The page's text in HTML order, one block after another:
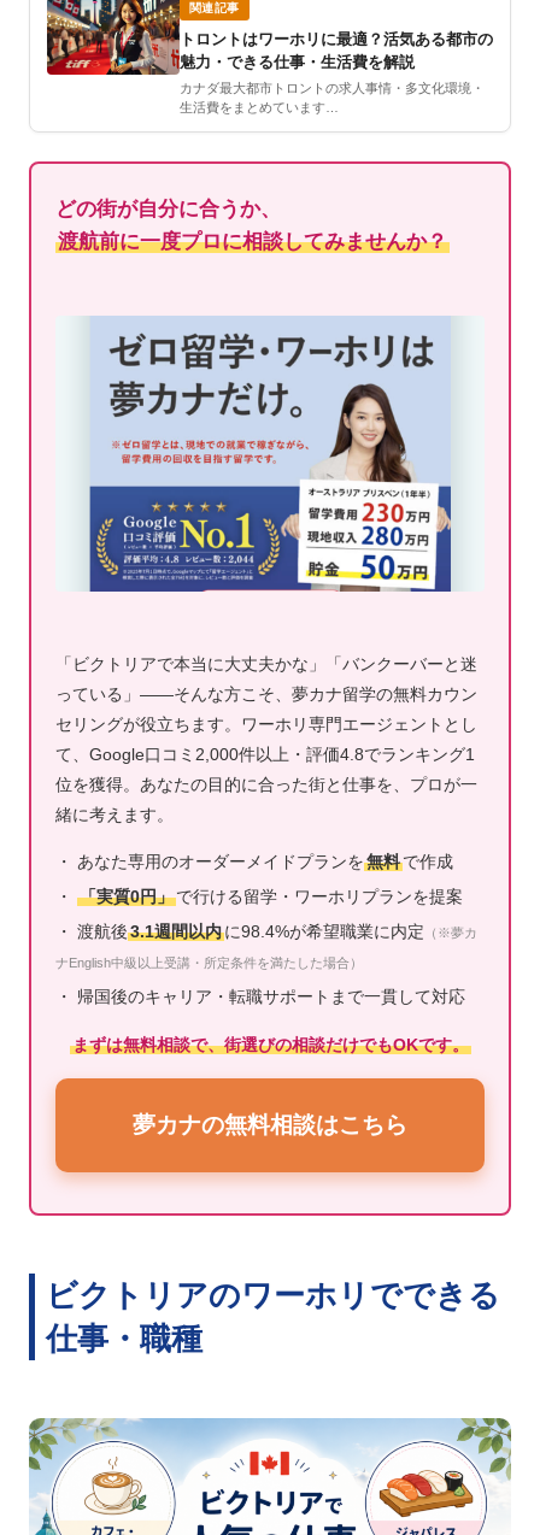
関連記事
トロントはワーホリに最適？活気ある都市の
魅力・できる仕事・生活費を解説
カナダ最大都市トロントの求人事情・多文化環境・
生活費をまとめています…
どの街が自分に合うか、
渡航前に一度プロに相談してみませんか？
「ビクトリアで本当に大丈夫かな」「バンクーバーと迷
っている」——そんな方こそ、夢カナ留学の無料カウン
セリングが役立ちます。ワーホリ専門エージェントとし
て、Google口コミ2,000件以上・評価4.8でランキング1
位を獲得。あなたの目的に合った街と仕事を、プロが一
緒に考えます。
・ あなた専用のオーダーメイドプランを無料で作成
・
「実質0円」で行ける留学・ワーホリプランを提案
・ 渡航後3.1週間以内に98.4%が希望職業に内定 （※夢カ
ナEnglish中級以上受講・所定条件を満たした場合）
・ 帰国後のキャリア・転職サポートまで一貫して対応
まずは無料相談で、街選びの相談だけでもOKです。
夢カナの無料相談はこちら
ビクトリアのワーホリでできる
仕事・職種